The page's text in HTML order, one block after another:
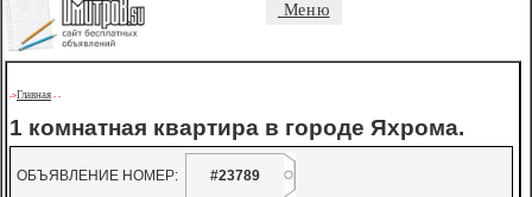
Меню
->Главная - -
1 комнатная квартира в городе Яхрома.
ОБЪЯВЛЕНИЕ НОМЕР:
#23789